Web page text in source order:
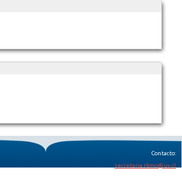
Contacto:
secretaria.rbmo@uv.cl